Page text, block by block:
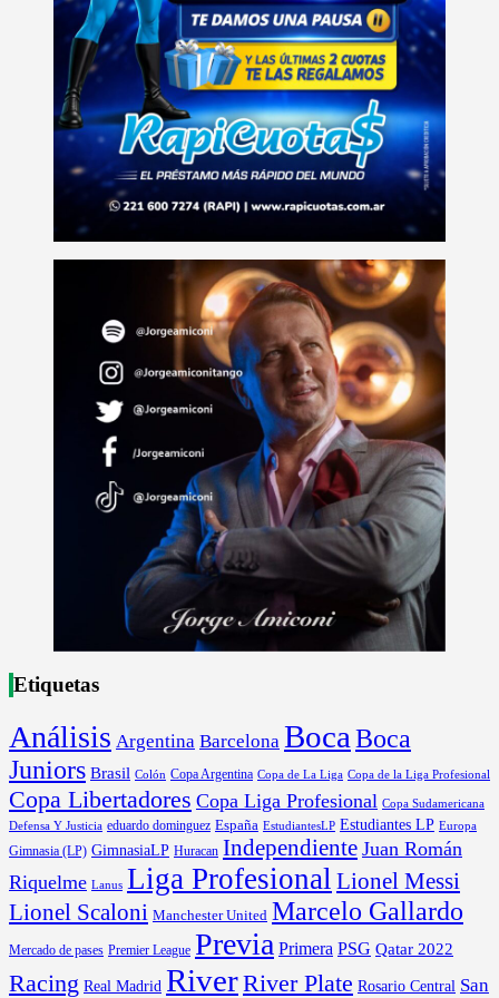
Etiquetas
Análisis Argentina Barcelona Boca Boca
Juniors Brasil Colón Copa Argentina Copa de La Liga Copa de la Liga Profesional
Copa Libertadores Copa Liga Profesional Copa Sudamericana
Defensa Y Justicia eduardo dominguez España EstudiantesLP Estudiantes LP Europa
Gimnasia (LP) GimnasiaLP Huracan Independiente Juan Román
Riquelme Lanus Liga Profesional Lionel Messi
Lionel Scaloni Manchester United Marcelo Gallardo
Mercado de pases Premier League Previa Primera PSG Qatar 2022
Racing Real Madrid RiverRiver Plate Rosario Central San